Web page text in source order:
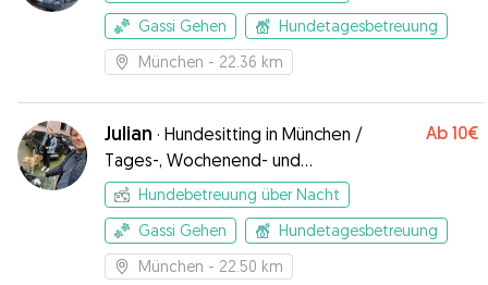
Gassi Gehen
Hundetagesbetreuung
München - 22.36 km
Julian · Hundesitting in München /
Tages-, Wochenend- und
Ferienbetreuung
Ab 10€
Hundebetreuung über Nacht
Gassi Gehen
Hundetagesbetreuung
München - 22.50 km